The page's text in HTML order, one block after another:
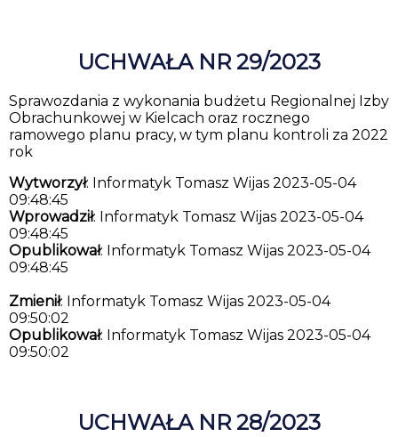
UCHWAŁA NR 29/2023
Sprawozdania z wykonania budżetu Regionalnej Izby
Obrachunkowej w Kielcach oraz rocznego
ramowego planu pracy, w tym planu kontroli za 2022
rok
Wytworzył: Informatyk Tomasz Wijas 2023-05-04
09:48:45
Wprowadził: Informatyk Tomasz Wijas 2023-05-04
09:48:45
Opublikował: Informatyk Tomasz Wijas 2023-05-04
09:48:45
Zmienił: Informatyk Tomasz Wijas 2023-05-04
09:50:02
Opublikował: Informatyk Tomasz Wijas 2023-05-04
09:50:02
UCHWAŁA NR 28/2023